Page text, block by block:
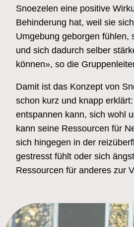
Snoezelen eine positive
Behinderung hat, weil sie
Umgebung geborgen fühlen,
und sich dadurch selber
können», so die
Damit ist das Konzept von
schon kurz und knapp
entspannen kann, sich wohl
kann seine Ressourcen für
sich hingegen in der
gestresst fühlt oder sich
Ressourcen für anderes zur